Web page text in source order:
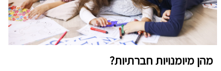
מהן מיומנויות חברתיות?